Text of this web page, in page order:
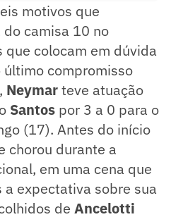
motivos que
camisa 10 no
que colocam em dúvida
compromisso
Neymarteve atuação
Santos por 3 a 0 para o
(17). Antes do início
chorou durante a
em uma cena que
expectativa sobre sua
de Ancelotti